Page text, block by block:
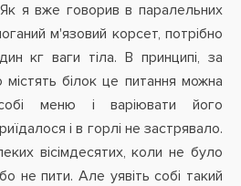
я вже говорив в паралельних
м'язовий корсет, потрібно
кг ваги тіла. В принципі, за
білок це питання можна
меню і варіювати його
і в горлі не застрявало.
вісімдесятих, коли не було
не пити. Але уявіть собі такий